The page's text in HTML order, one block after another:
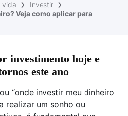
vida
Investir
Veja como aplicar para
investimento hoje e
este ano
“onde investir meu dinheiro
realizar um sonho ou